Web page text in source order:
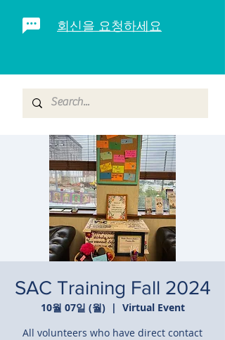
회신을 요청하세요
SAC Training Fall 2024
10월 07일 (월)
  |
Virtual Event
All volunteers who have direct contact